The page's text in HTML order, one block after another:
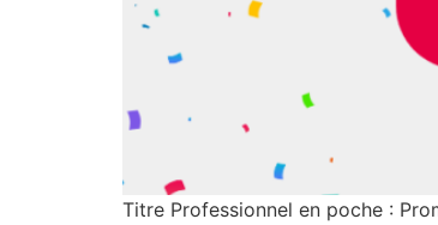
Titre Professionnel en poche :